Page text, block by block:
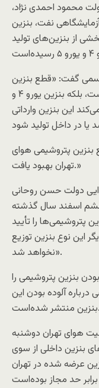
محمود احمدی نژاد،
و آزمایشگاهی نفت، بنزین
از بنزین‌های تولید
گفت: «قطع بنزین
پتروشیمی و واردات بنزین مدنظر ما نیست، بلکه بنزین یورو ۴ و
این بنزین وارداتی
پتروشیمی هوای
تهران بهبود یافت.»
دولت حسن روحانی
ششم اسفند سال گذشته
پتروشیمی‌ها را تأیید
این نوع بنزین توزیع
نخواهد شد».
بنزین پتروشیمی را
آلوده بودن این
بنزین منتشر شده‌است.
هوای تهران دوشنبه
بنزین داخلی از سوی
عرضه شده در تهران